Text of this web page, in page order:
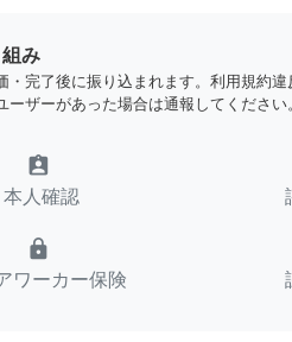
み
完了後に振り込まれます。利用規約違
ザーがあった場合は通報してください
assignment_ind
本人確認
lock
ワーカー保険